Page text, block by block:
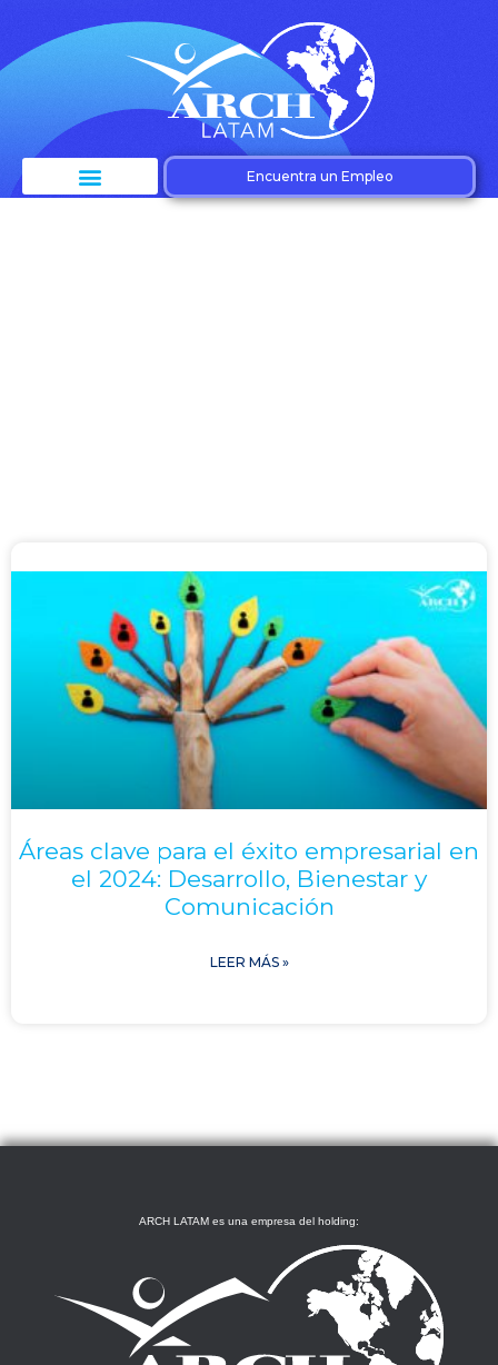
Encuentra un Empleo
Áreas clave para el éxito empresarial en
el 2024: Desarrollo, Bienestar y
Comunicación
LEER MÁS »
ARCH LATAM es una empresa del holding: